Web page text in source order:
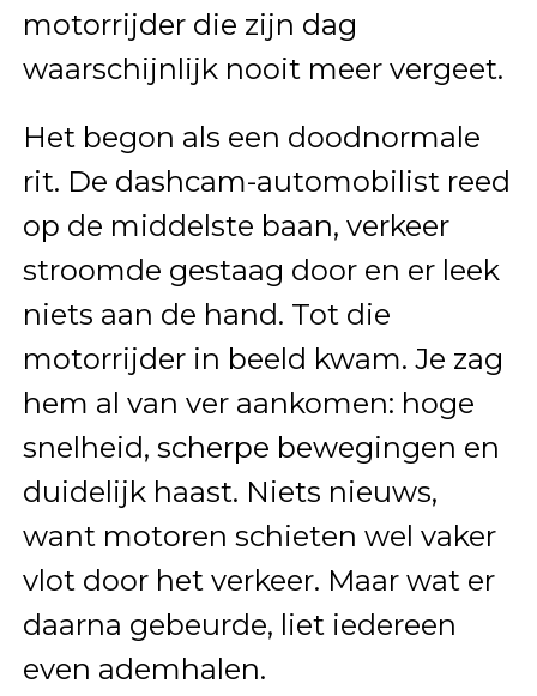
motorrijder die zijn dag
waarschijnlijk nooit meer vergeet.
Het begon als een doodnormale
rit. De dashcam-automobilist reed
op de middelste baan, verkeer
stroomde gestaag door en er leek
niets aan de hand. Tot die
motorrijder in beeld kwam. Je zag
hem al van ver aankomen: hoge
snelheid, scherpe bewegingen en
duidelijk haast. Niets nieuws,
want motoren schieten wel vaker
vlot door het verkeer. Maar wat er
daarna gebeurde, liet iedereen
even ademhalen.